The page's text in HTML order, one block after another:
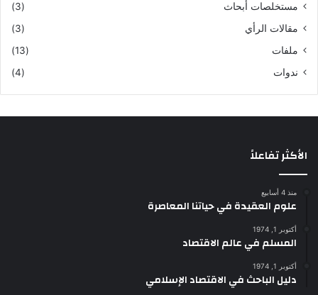
مستخلصات أبحاث
(3)
مقالات الرأي
(3)
ملفات
(13)
ندوات
(4)
الأكثر تفاعلاً
منذ 4 أسابيع
علوم العقيدة في حياتنا المعاصرة
أكتوبر 1, 1974
المسلم في عالم الاقتصاد
أكتوبر 1, 1974
دليل الباحث في الاقتصاد الإسلامي